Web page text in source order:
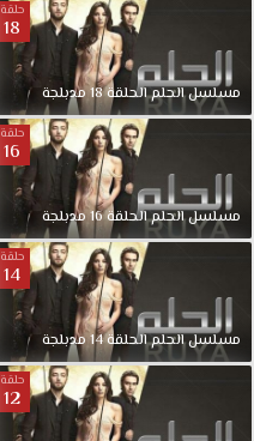
حلقة
18
مسلسلالحلمالحلقة18مدبلجة
حلقة
16
مسلسلالحلمالحلقة16مدبلجة
حلقة
14
مسلسلالحلمالحلقة14مدبلجة
حلقة
12